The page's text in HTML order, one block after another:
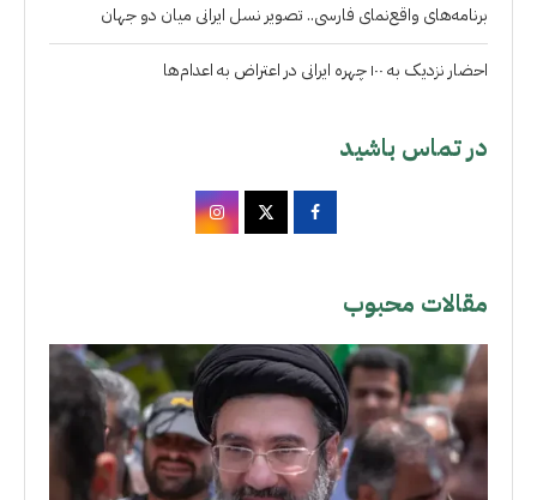
برنامه‌های واقع‌نمای فارسی.. تصویر نسل ایرانی میان دو جهان
احضار نزدیک به ۱۰۰ چهره ایرانی در اعتراض به اعدام‌ها
در تماس باشید
مقالات محبوب